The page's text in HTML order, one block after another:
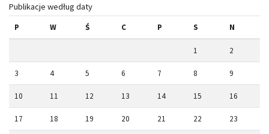
Publikacje według daty
P W Ś C P S N
1 2
3 4 5 6 7 8 9
10 11 12 13 14 15 16
17 18 19 20 21 22 23